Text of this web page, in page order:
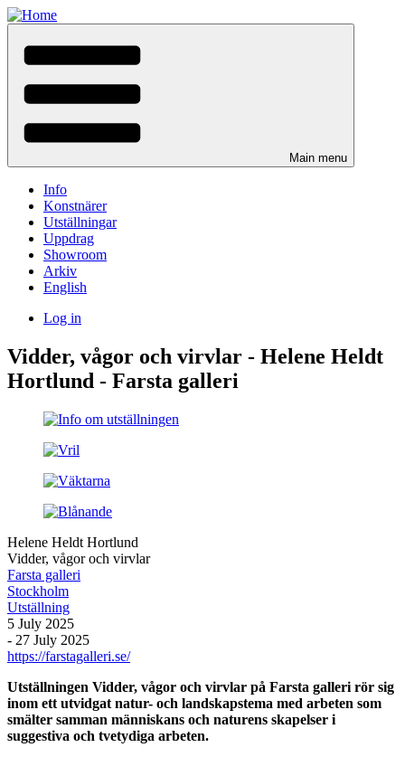
Skip
to
main
content
Main menu
Info
Konstnärer
Utställningar
Uppdrag
Showroom
Arkiv
English
menu
Log in
Vidder, vågor och virvlar - Helene Heldt
Hortlund - Farsta galleri
Helene Heldt Hortlund
Vidder, vågor och virvlar
Farsta galleri
Stockholm
Utställning
5 July 2025
- 27 July 2025
https://farstagalleri.se/
Utställningen Vidder, vågor och virvlar på Farsta galleri rör sig
inom ett utvidgat natur- och landskapstema med arbeten som
smälter samman människans och naturens skapelser i
suggestiva och tvetydiga arbeten.